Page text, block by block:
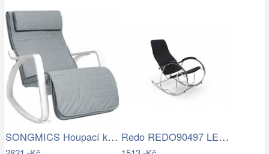
SONGMICS Houpací křeslo Faux světle šedé Redo REDO90497 LED venkovní nástěnné…